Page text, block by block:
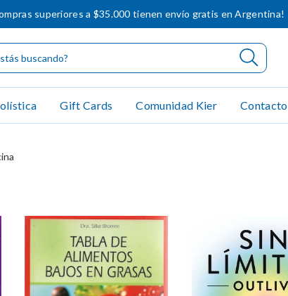
superiores a $35.000 tienen envío gratis en Argentina!
Gift Cards Comunidad Kier Contacto